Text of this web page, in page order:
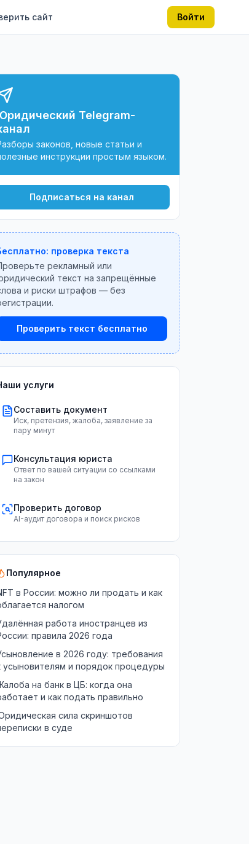
сайт Войти
Telegram-
законов, новые статьи и
инструкции простым языком.
Подписаться на канал
проверка текста
рекламный или
текст на запрещённые
и риски штрафов — без
Проверить текст бесплатно
услуги
Составить документ
Иск, претензия, жалоба, заявление за
пару минут
Консультация юриста
Ответ по вашей ситуации со ссылками
на закон
Проверить договор
AI-аудит договора и поиск рисков
Популярное
в России: можно ли продать и как
налогом
работа иностранцев из
правила 2026 года
в 2026 году: требования
усыновителям и порядок процедуры
на банк в ЦБ: когда она
и как подать правильно
сила скриншотов
в суде